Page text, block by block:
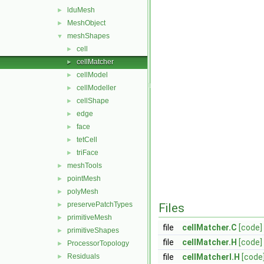
► lduMesh
► MeshObject
▼ meshShapes
► cell
► cellMatcher
► cellModel
► cellModeller
► cellShape
► edge
► face
► tetCell
► triFace
► meshTools
► pointMesh
► polyMesh
► preservePatchTypes
► primitiveMesh
► primitiveShapes
► ProcessorTopology
► Residuals
Files
file cellMatcher.C [code]
file
cellMatcher.H [code]
file
cellMatcherI.H